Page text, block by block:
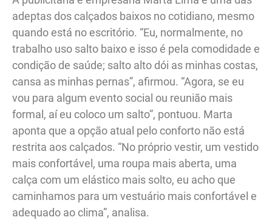
adeptas dos calçados baixos no cotidiano, mesmo
quando está no escritório. “Eu, normalmente, no
trabalho uso salto baixo e isso é pela comodidade e
condição de saúde; salto alto dói as minhas costas,
cansa as minhas pernas”, afirmou. “Agora, se eu
vou para algum evento social ou reunião mais
formal, aí eu coloco um salto”, pontuou. Marta
aponta que a opção atual pelo conforto não está
restrita aos calçados. “No próprio vestir, um vestido
mais confortável, uma roupa mais aberta, uma
calça com um elástico mais solto, eu acho que
caminhamos para um vestuário mais confortável e
adequado ao clima”, analisa.